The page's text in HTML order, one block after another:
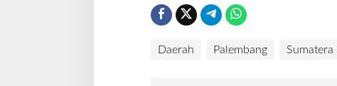
Daerah Palembang Sumatera